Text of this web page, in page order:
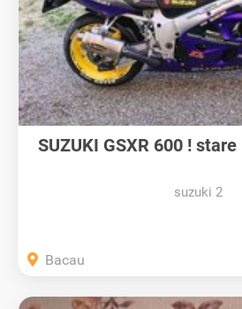
SUZUKI GSXR 600 ! stare
suzuki 2
Bacau